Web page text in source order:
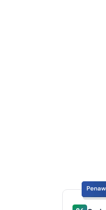
1 Kilo